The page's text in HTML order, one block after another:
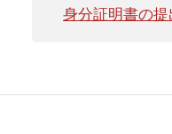
身分証明書の